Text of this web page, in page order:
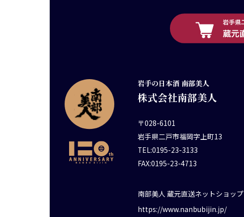
岩手の日本酒 南部美人
株式会社南部美人
〒028-6101
岩手県二戸市福岡字上町13
TEL:0195-23-3133
FAX:0195-23-4713
南部美人 蔵元直送ネットショップ
https://www.nanbubijin.jp/